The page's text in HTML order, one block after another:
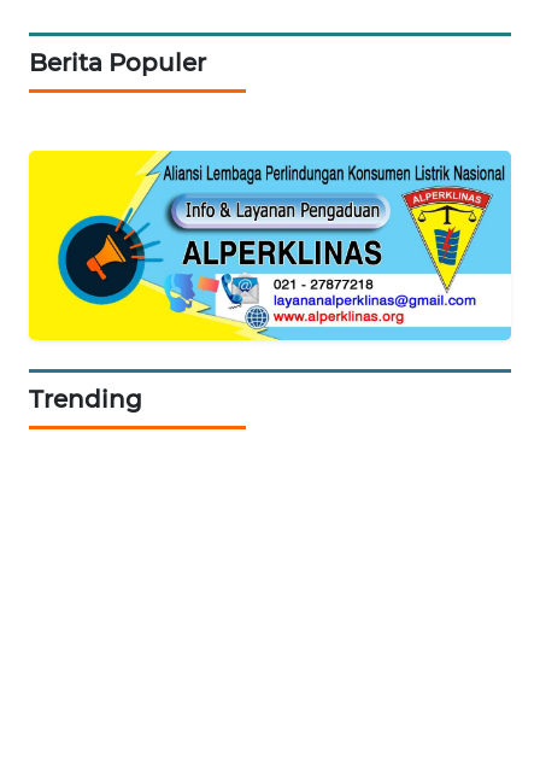
Berita Populer
Trending
MKLI
LPKKI
KOPEKLIN
PORTAL
KONSUMEN
FORWAMKI